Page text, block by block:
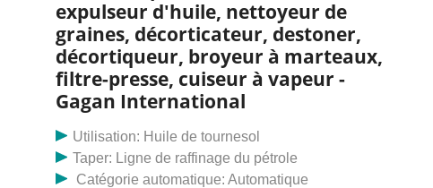
pour le processus d'huile de palme de petite capacité
est en vente chaude. Le petit expulseur d'huile de
palme a une structure bien conçue, facile à utiliser,
mobile et. Machine d'extraction d'huile électrique, 12
kg, taille : 20 x 8 x 10 pouces (lxlxh) 0-5 Machine
d'extraction d'huile de moutarde, capacité : 1-5
tonnes/jour, pour l'huile de tournesol. Machine de
fabrication d'huile de sésame, qualité d'automatisation :
automatique, taille : 375 x 295 x 163 mm. Électrique 6
expulseur d'huile, nettoyeur de
graines, décorticateur, destoner,
décortiqueur, broyeur à marteaux,
filtre-presse, cuiseur à vapeur -
Gagan International
Utilisation: Huile de tournesol
Taper: Ligne de raffinage du pétrole
Catégorie automatique: Automatique